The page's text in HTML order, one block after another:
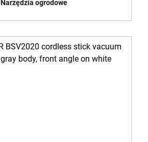
Narzędzia ogrodowe